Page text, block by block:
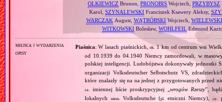
OLKIEWICZ Brunon,PRONOBIS Wojciech,PRZYBYSZ
Karol, SZYNALEWSKIFranciszek Ksawery Aleksy,
WARCZAK August, WĄTRÓBSKI Wojciech, WIELEWSKI
WITKOWSKIBolesław, WOHLFEIL Edmund
miejsca i wydarzenia
opisy
Piaśnica: W lasach piaśnickich,ok.1 km od centrum wsi
od 10.1939 do 04.1940 Niemcy zamordowali, w
polskiej inteligencji. Ludobójstwa dokonywały jednostki
organizacji Volksdeutscher Selbstschutz VS,
które znalazły się na na jednej z przygotowanych przed
i.e. imiennej liście proskrypcyjnej „wrogów Rzeszy”,
lokalnych
niem. Volksdeutsche (pl. etniczni Niemcy),i.e.